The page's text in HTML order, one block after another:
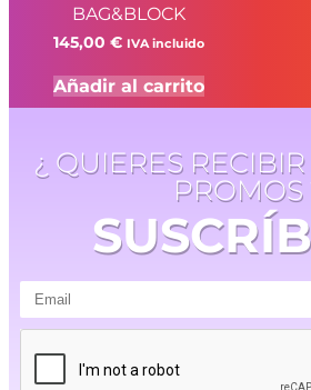
BAG&BLOCK
145,00 € IVA incluido
Añadir al carrito
¿ QUIERES
PROMOS